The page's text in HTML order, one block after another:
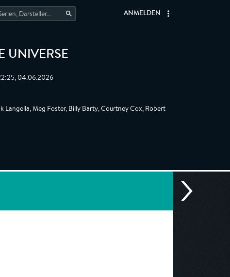
ANMELDEN
UNIVERSE
04.06.2026
Langella, Meg Foster, Billy Barty, Courtney Cox, Robert